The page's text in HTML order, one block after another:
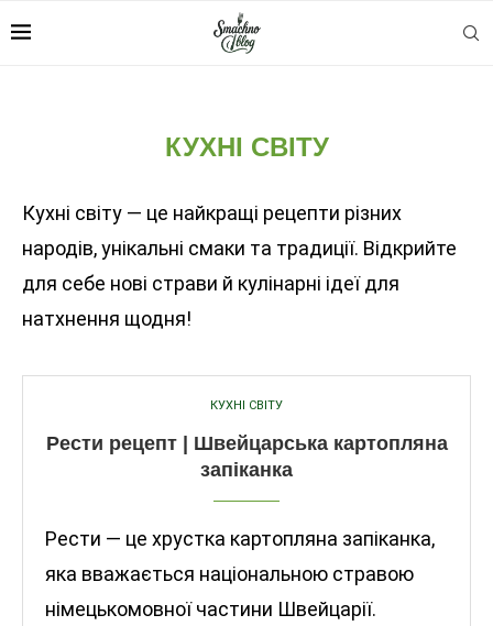
КУХНІ СВІТУ
Кухні світу — це найкращі рецепти різних
народів, унікальні смаки та традиції. Відкрийте
для себе нові страви й кулінарні ідеї для
натхнення щодня!
КУХНІ СВІТУ
Рести рецепт | Швейцарська картопляна
запіканка
Рести — це хрустка картопляна запіканка,
яка вважається національною стравою
німецькомовної частини Швейцарії.